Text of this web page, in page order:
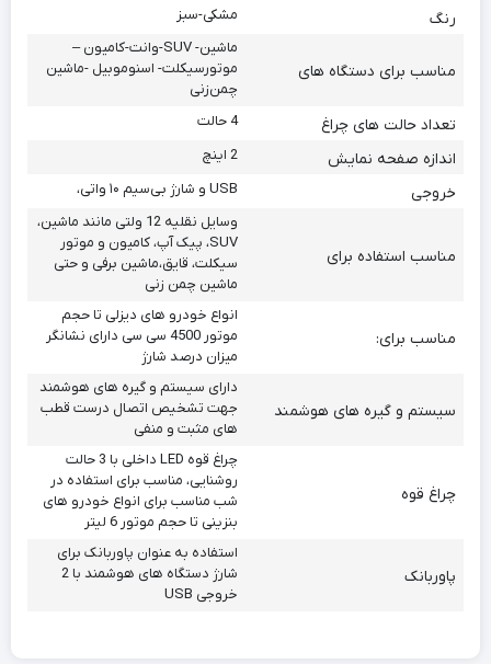
رنگ مشکی-سبز
مناسب برای دستگاه های
ماشین- SUV-وانت-کامیون –
موتورسیکلت- اسنوموبیل -ماشین
چمن‌زنی
تعداد حالت های چراغ 4 حالت
اندازه صفحه نمایش 2 اینچ
خروجی USB و شارژ بی‌سیم ۱۰ واتی،
مناسب استفاده برای
وسایل نقلیه 12 ولتی مانند ماشین،
SUV، پیک آپ، کامیون و موتور
سیکلت، قایق،ماشین برفی و حتی
ماشین چمن زنی
مناسب برای:
انواع خودرو های دیزلی تا حجم
موتور 4500 سی سی دارای نشانگر
میزان درصد شارژ
سیستم و گیره های هوشمند
دارای سیستم و گیره های هوشمند
جهت تشخیص اتصال درست قطب
های مثبت و منفی
چراغ قوه
چراغ قوه LED داخلی با 3 حالت
روشنایی، مناسب برای استفاده در
شب مناسب برای انواع خودرو های
بنزینی تا حجم موتور 6 لیتر
پاوربانک
استفاده به عنوان پاوربانک برای
شارژ دستگاه های هوشمند با 2
خروجی USB